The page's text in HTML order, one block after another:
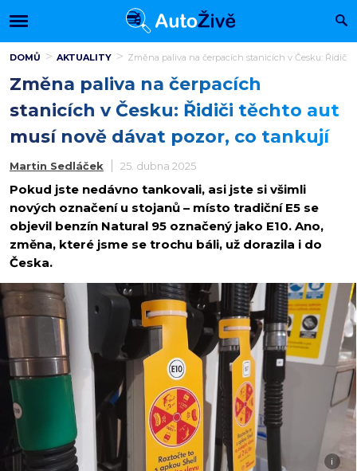
DOMŮ AKTUALITY Změna paliva na čerpacích stanicích v Česku: Řidiči
Změna paliva na čerpacích
stanicích v Česku: Řidiči těchto aut
musí nově dávat pozor, co tankují
Martin Sedláček 25. dubna 2025
Pokud jste nedávno tankovali, asi jste si všimli
nových označení u stojanů – místo tradiční E5 se
objevil benzín Natural 95 označený jako E10. Ano,
změna, které jsme se trochu báli, už dorazila i do
Česka.
i